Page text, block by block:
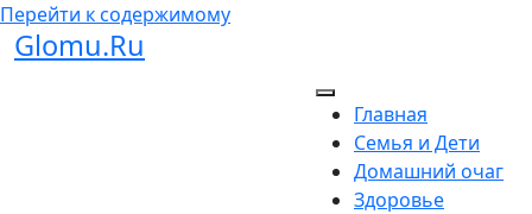
Перейти к содержимому
Glomu.Ru
Главная
Семья и Дети
Домашний очаг
Здоровье